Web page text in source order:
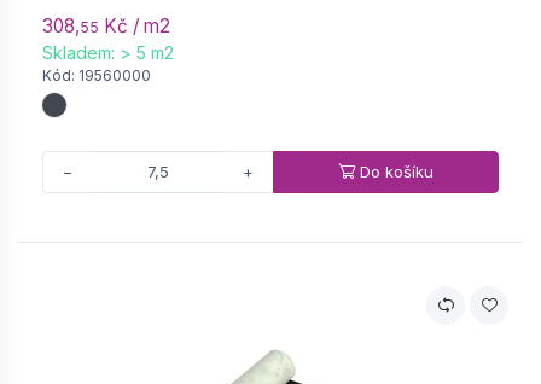
308,55 Kč / m2
Skladem: > 5 m2
Kód: 19560000
− + Do košíku